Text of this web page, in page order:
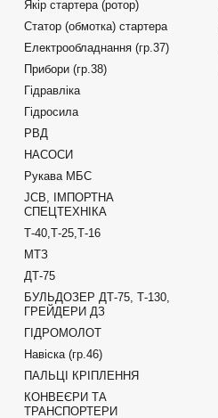
Якір стартера (ротор)
Статор (обмотка) стартера
Електрообладнання (гр.37)
Прибори (гр.38)
Гідравліка
Гідросила
РВД
НАСОСИ
Рукава МБС
JCB, ІМПОРТНА
СПЕЦТЕХНІКА
Т-40,Т-25,Т-16
МТЗ
ДТ-75
БУЛЬДОЗЕР ДТ-75, Т-130,
ГРЕЙДЕРИ ДЗ
ГІДРОМОЛОТ
Навіска (гр.46)
ПАЛЬЦІ КРІПЛЕННЯ
КОНВЕЄРИ ТА
ТРАНСПОРТЕРИ